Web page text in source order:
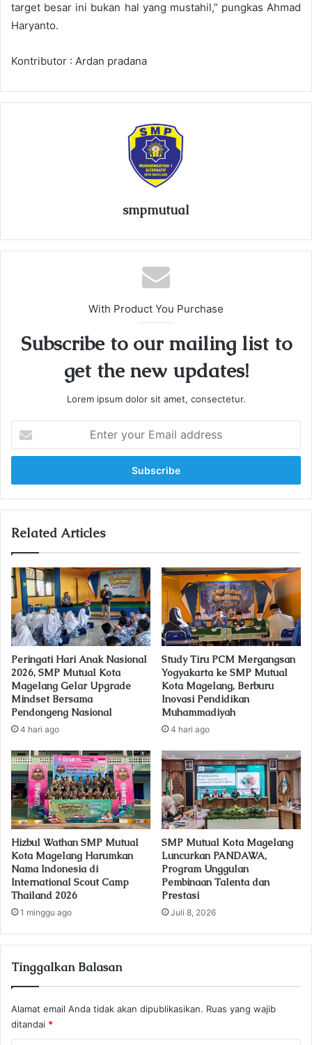
target besar ini bukan hal yang mustahil,” pungkas Ahmad
Haryanto.
Kontributor : Ardan pradana
smpmutual
With Product You Purchase
Subscribe to our mailing list to
get the new updates!
Lorem ipsum dolor sit amet, consectetur.
t
r
y
u
E
m
a
i
l
a
d
d
r
e
s
Related Articles
Peringati Hari Anak Nasional
2026, SMP Mutual Kota
Magelang Gelar Upgrade
Mindset Bersama
Pendongeng Nasional
4 hari ago
Study Tiru PCM Mergangsan
Yogyakarta ke SMP Mutual
Kota Magelang, Berburu
Inovasi Pendidikan
Muhammadiyah
4 hari ago
Hizbul Wathan SMP Mutual
Kota Magelang Harumkan
Nama Indonesia di
International Scout Camp
Thailand 2026
1 minggu ago
SMP Mutual Kota Magelang
Luncurkan PANDAWA,
Program Unggulan
Pembinaan Talenta dan
Prestasi
Juli 8, 2026
Tinggalkan Balasan
Alamat email Anda tidak akan dipublikasikan. Ruas yang wajib
ditandai *